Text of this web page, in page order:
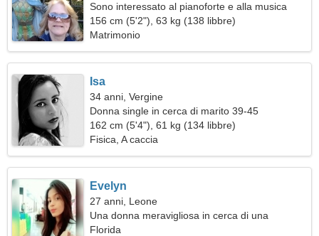
Sono interessato al pianoforte e alla musica
156 cm (5'2"), 63 kg (138 libbre)
Matrimonio
Isa
34 anni, Vergine
Donna single in cerca di marito 39-45
162 cm (5'4"), 61 kg (134 libbre)
Fisica, A caccia
Evelyn
27 anni, Leone
Una donna meravigliosa in cerca di una
relazione
Florida